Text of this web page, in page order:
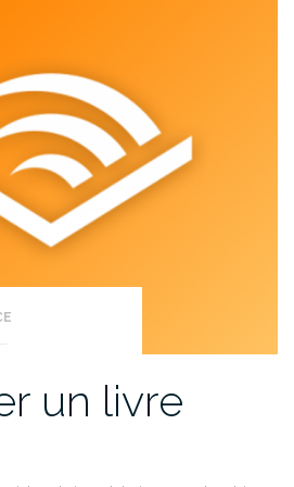
un livre